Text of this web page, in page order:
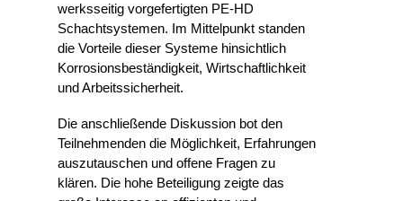
werksseitig vorgefertigten PE-HD
Schachtsystemen. Im Mittelpunkt standen
die Vorteile dieser Systeme hinsichtlich
Korrosionsbeständigkeit, Wirtschaftlichkeit
und Arbeitssicherheit.
Die anschließende Diskussion bot den
Teilnehmenden die Möglichkeit, Erfahrungen
auszutauschen und offene Fragen zu
klären. Die hohe Beteiligung zeigte das